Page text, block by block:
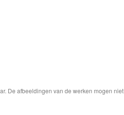
De afbeeldingen van de werken mogen niet